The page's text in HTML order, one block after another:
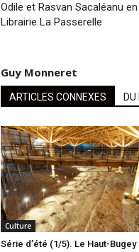
Odile et Rasvan Sacaléanu
Librairie La Passerelle
Guy Monneret
ARTICLES CONNEXES
Culture
Série d’été (1/5). Le Haut-Bugey